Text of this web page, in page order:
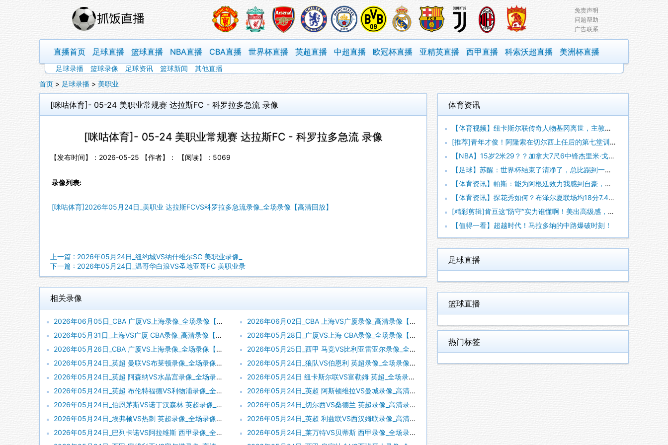
免责声明
问题帮助
广告联系
直播首页 足球直播 篮球直播 NBA直播 CBA直播 世界杯直播 英超直播 中超直播 欧冠杯直播 亚精英直播 西甲直播 科索沃超直播 美洲杯直播
足球录播 篮球录像 足球资讯 篮球新闻
其他直播
首页 > 足球录播 > 美职业
[咪咕体育]- 05-24 美职业常规赛 达拉斯FC - 科罗拉多急流 录像
[咪咕体育]- 05-24 美职业常规赛 达拉斯FC - 科罗拉多急流 录像
【发布时间】：2026-05-25 【作者】： 【阅读】： 5069
录像列表:
[咪咕体育]2026年05月24日_美职业 达拉斯FCVS科罗拉多急流录像_全场录像【高清回放】
上一篇 : 2026年05月24日_纽约城VS纳什维尔SC 美职业录像_
下一篇 : 2026年05月24日_温哥华白浪VS圣地亚哥FC 美职业录
相关录像
2026年06月05日_CBA 广厦VS上海录像_全场录像【高清回放】
2026年06月02日_CBA 上海VS广厦录像_高清录像【全场回放】
2026年05月31日_上海VS广厦 CBA录像_高清录像【全场回放】
2026年05月28日_广厦VS上海 CBA录像_全场录像【全场回放】
2026年05月26日_CBA 广厦VS上海录像_全场录像【全场回放】
2026年05月25日_西甲 马竞VS比利亚雷亚尔录像_全场录像【高清回放】
2026年05月24日_英超 曼联VS布莱顿录像_全场录像【高清回放】
2026年05月24日_狼队VS伯恩利 英超录像_全场录像【高清回放】
2026年05月24日_英超 阿森纳VS水晶宫录像_全场录像【视频集锦】
2026年05月24日 纽卡斯尔联VS富勒姆 英超_全场录像【全场回放】
2026年05月24日_英超 布伦特福德VS利物浦录像_全场录像【视频集锦】
2026年05月24日_英超 阿斯顿维拉VS曼城录像_高清录像【全场回放】
2026年05月24日_伯恩茅斯VS诺丁汉森林 英超录像_全场录像【视频集锦】
2026年05月24日_切尔西VS桑德兰 英超录像_高清录像【全场回放】
2026年05月24日_埃弗顿VS热刺 英超录像_全场录像【高清回放】
2026年05月24日_英超 利兹联VS西汉姆联录像_高清录像【全场回放】
2026年05月24日_巴列卡诺VS阿拉维斯 西甲录像_全场录像【视频集锦】
2026年05月24日_莱万特VS贝蒂斯 西甲录像_全场录像【高清回放】
体育资讯
【体育视频】纽卡斯尔联传奇人物基冈离世，主教练埃迪豪献上鲜花
[推荐]青年才俊！阿隆索在切尔西上任后的第七堂训练课！
【NBA】15岁2米29？？加拿大7尺6中锋杰里米·戈耶同龄
【足球】苏醒：世界杯结束了清净了，总比踢到一半就淘汰的那种清
【体育资讯】帕斯：能为阿根廷效力我感到自豪，我承诺会全力把世
【体育资讯】探花秀如何？布泽尔夏联场均18分7.4板3.8助
[精彩剪辑]肯豆这“防守”实力谁懂啊！美出高级感，难怪球星都
【值得一看】超越时代！马拉多纳的中路爆破时刻！
足球直播
篮球直播
热门标签